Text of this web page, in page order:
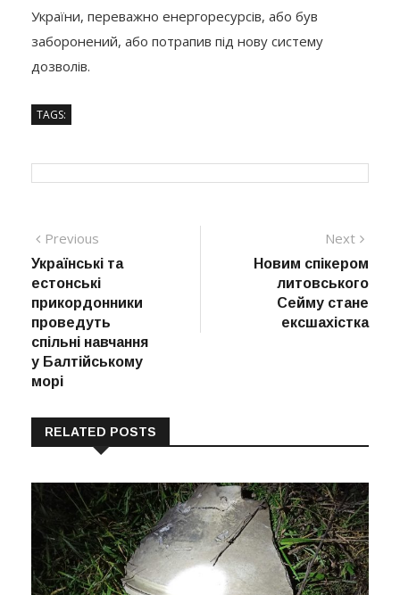
України, переважно енергоресурсів, або був
заборонений, або потрапив під нову систему
дозволів.
TAGS:
Навігація
записів
Previous
post:
Українські та
естонські
прикордонники
проведуть
спільні навчання
у Балтійському
морі
Next
Новим спікером
литовського
Сейму стане
ексшахістка
RELATED POSTS